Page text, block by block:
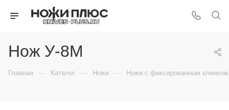
Нож У-8М
Главная — Каталог — Ножи — Ножи с фиксированным клинком